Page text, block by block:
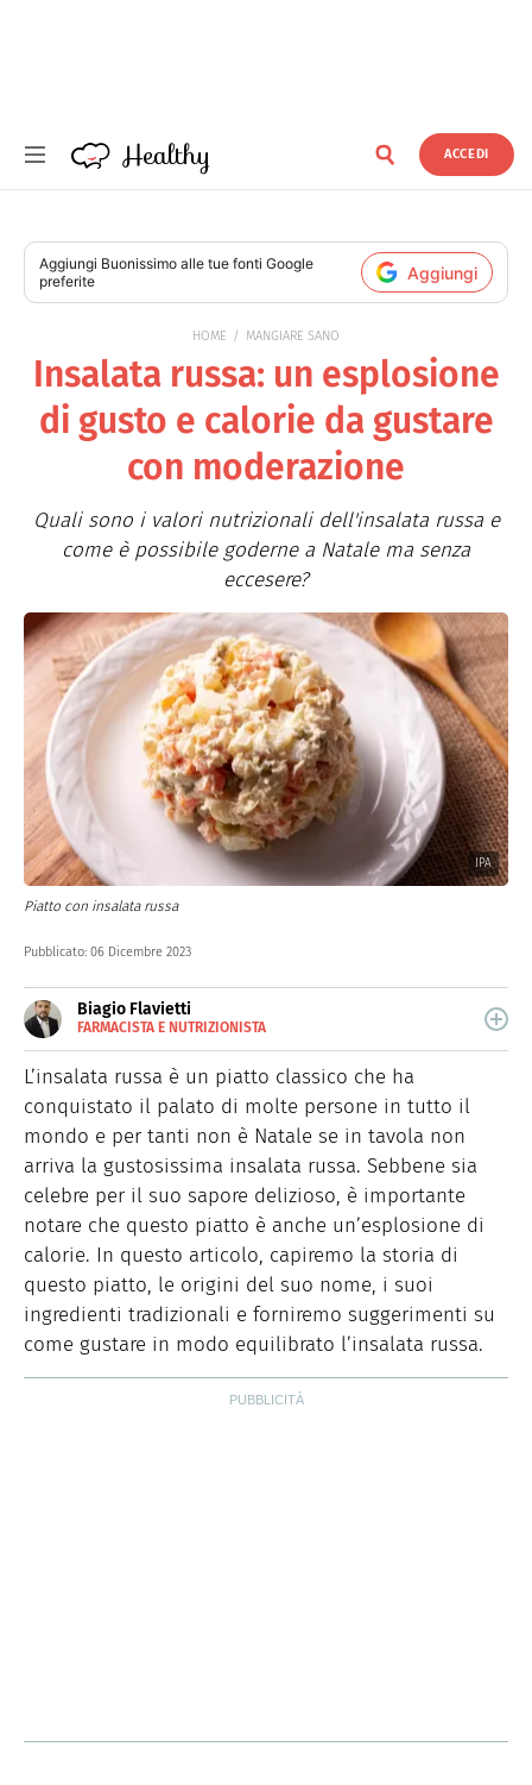
Healthy
Healthy ACCEDI
Aggiungi Buonissimo alle tue fonti Google
preferite
Aggiungi
HOME MANGIARE SANO
Insalata russa: un esplosione
di gusto e calorie da gustare
con moderazione
Quali sono i valori nutrizionali dell'insalata russa e
come è possibile goderne a Natale ma senza
eccesere?
IPA
Piatto con insalata russa
Pubblicato: 06 Dicembre 2023
Biagio Flavietti
FARMACISTA E NUTRIZIONISTA
SITO
Farmacista e nutrizionista, gestisco dal 2017 Farmabook,
una pagina di divulgazione scientifica. Appassionato di
scrittura ed editoria, lavoro come web editor per alcune
realtà del settore farmaceutico e nutrizionale.
L’insalata russa è un piatto classico che ha
conquistato il palato di molte persone in tutto il
mondo e per tanti non è Natale se in tavola non
arriva la gustosissima insalata russa. Sebbene sia
celebre per il suo sapore delizioso, è importante
notare che questo piatto è anche un’esplosione di
calorie. In questo articolo, capiremo la storia di
questo piatto, le origini del suo nome, i suoi
ingredienti tradizionali e forniremo suggerimenti su
come gustare in modo equilibrato l’insalata russa.